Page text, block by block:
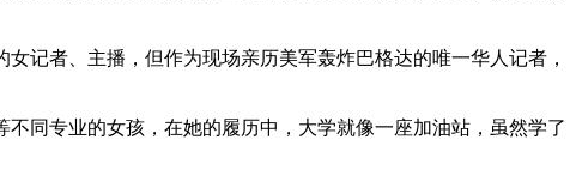
记者、主播，但作为现场亲历美军轰炸巴格达的唯一华人记者，
同专业的女孩，在她的履历中，大学就像一座加油站，虽然学了